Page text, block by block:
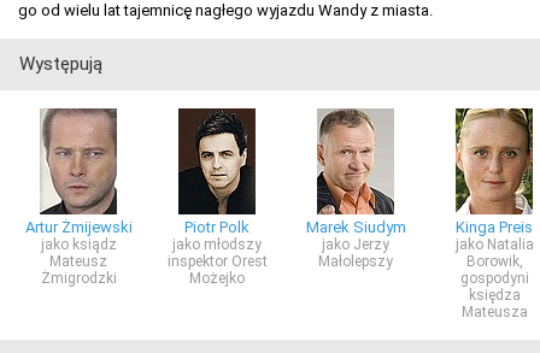
go od wielu lat tajemnicę nagłego wyjazdu Wandy z miasta.
Występują
Artur Żmijewski
jako ksiądz
Mateusz
Żmigrodzki
Piotr Polk
jako młodszy
inspektor Orest
Możejko
Marek Siudym
jako Jerzy
Małolepszy
Kinga Preis
jako Natalia
Borowik,
gospodyni
księdza
Mateusza